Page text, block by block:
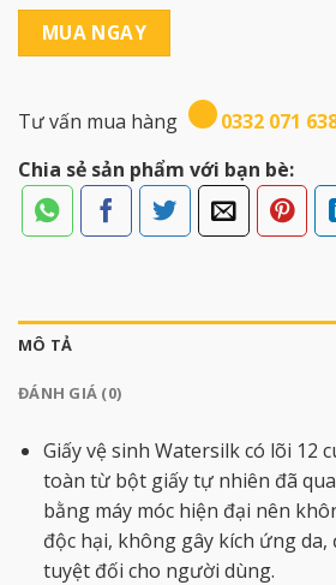
MUA NGAY
Tư vấn mua hàng
0332 071
Chia sẻ sản phẩm với bạn bè:
MÔ TẢ
ĐÁNH GIÁ (0)
Giấy vệ sinh Watersilk có lõi 12
toàn từ bột giấy tự nhiên đã
bằng máy móc hiện đại nên
độc hại, không gây kích ứng da,
tuyệt đối cho người dùng.